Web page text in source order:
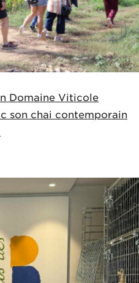
Domaine Viticole
son chai contemporain